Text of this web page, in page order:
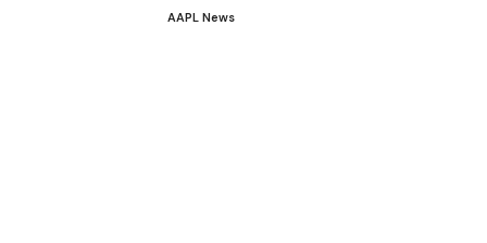
AAPL News